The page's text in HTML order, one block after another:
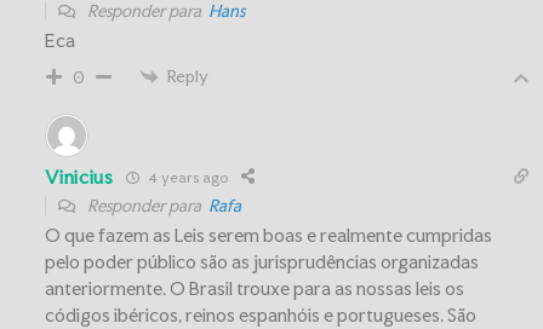
Responder para Hans
Eca
0 Reply
Vinicius 4 years ago
Responder para Rafa
O que fazem as Leis serem boas e realmente cumpridas
pelo poder público são as jurisprudências organizadas
anteriormente. O Brasil trouxe para as nossas leis os
códigos ibéricos, reinos espanhóis e portugueses. São